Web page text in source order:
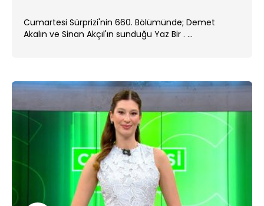
Cumartesi Sürprizi'nin 660. Bölümünde; Demet
Akalın ve Sinan Akçıl'ın sunduğu Yaz Bir . ...